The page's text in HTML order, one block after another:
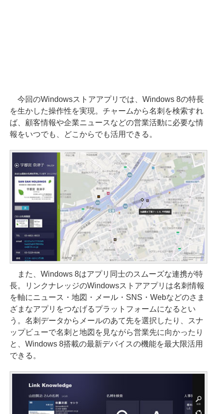
今回のWindowsストアアプリでは、Windows 8の特長
を生かした操作性を実現。チャームから名刺を検索すれ
ば、顧客情報や企業ニュースなどの営業活動に必要な情
報をいつでも、どこからでも活用できる。
また、Windows 8はアプリ同士のスムーズな連携が特
長。リンクナレッジのWindowsストアアプリは名刺情報
を軸にニュース・地図・メール・SNS・Webなどのさま
ざまなアプリをつなげるプラットフォームになるとい
う。名刺データからメールのあて先を選択したり、スナ
ップビューで名刺と地図を見ながら営業先に向かったり
と、Windows 8搭載の最新デバイスの機能を最大限活用
できる。